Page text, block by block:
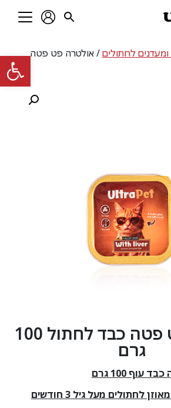
פתח ומעדנים לחתולים/ אולטרה פט פטה
אולטרה פט פטה כבד לחתול 100
גרם
100 גרם
לחתולים מעל גיל 3 חודשים